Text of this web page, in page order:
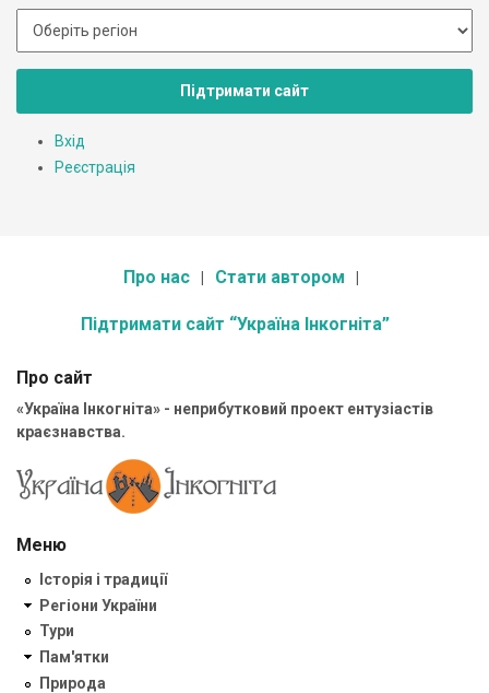
Підтримати сайт
Вхід
Реєстрація
Про нас Стати автором
Підтримати сайт “Україна Інкогніта”
Про сайт
«Україна Інкогніта» - неприбутковий проект ентузіастів
краєзнавства.
Меню
Історія і традиції
Регіони України
Тури
Пам'ятки
Природа